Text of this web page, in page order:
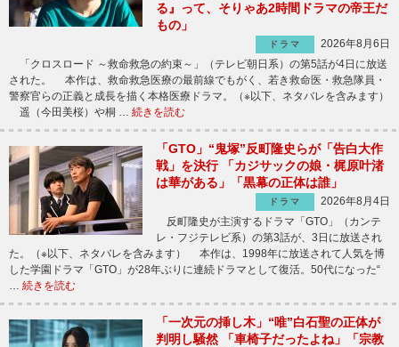
る』って、そりゃあ2時間ドラマの帝王だ
もの」
ドラマ
2026年8月6日
「クロスロード ～救命救急の約束～」（テレビ朝日系）の第5話が4日に放送
された。 本作は、救命救急医療の最前線でもがく、若き救命医・救急隊員・
警察官らの正義と成長を描く本格医療ドラマ。（※以下、ネタバレを含みます）
遥（今田美桜）や桐 … 続きを読む
「GTO」“鬼塚”反町隆史らが「告白大作
戦」を決行 「カジサックの娘・梶原叶渚
は華がある」「黒幕の正体は誰」
ドラマ
2026年8月4日
反町隆史が主演するドラマ「GTO」（カンテ
レ・フジテレビ系）の第3話が、3日に放送され
た。（※以下、ネタバレを含みます） 本作は、1998年に放送されて人気を博
した学園ドラマ「GTO」が28年ぶりに連続ドラマとして復活。50代になった“
… 続きを読む
「一次元の挿し木」“唯”白石聖の正体が
判明し騒然 「車椅子だったよね」「宗教